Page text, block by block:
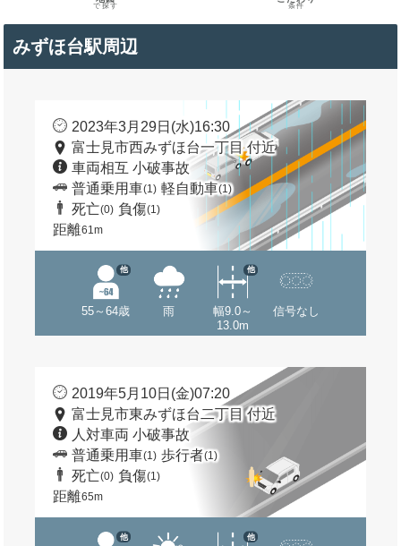
で探す 条件
みずほ台駅周辺
2023年3月29日(水)16:30
富士見市西みずほ台一丁目 付近
車両相互 小破事故
普通乗用車(1) 軽自動車(1)
死亡(0) 負傷(1)
距離61m
55～64歳
他
雨
幅9.0～
13.0m
他
信号なし
2019年5月10日(金)07:20
富士見市東みずほ台二丁目 付近
人対車両 小破事故
普通乗用車(1) 歩行者(1)
死亡(0) 負傷(1)
距離65m
他 他